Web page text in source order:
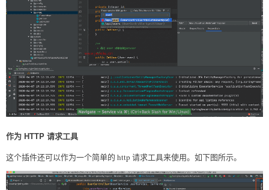
作为 HTTP 请求工具
这个插件还可以作为一个简单的 http 请求工具来使用。如下图所示。